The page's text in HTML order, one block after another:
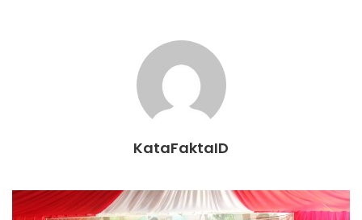
Untuk tahun 2019, belum ada laporan tentang harta
kekayaan Sitti yang dimuat dalam situs LHKPN.***
KataFaktaID